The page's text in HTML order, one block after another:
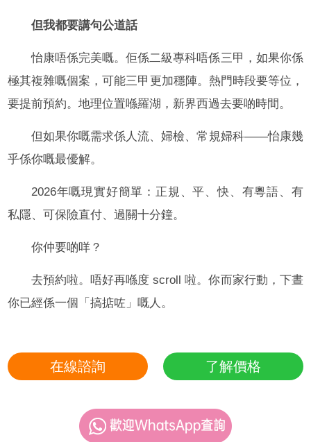
但我都要講句公道話
怡康唔係完美嘅。佢係二級專科唔係三甲，如果你係
極其複雜嘅個案，可能三甲更加穩陣。熱門時段要等位，
要提前預約。地理位置喺羅湖，新界西過去要啲時間。
但如果你嘅需求係人流、婦檢、常規婦科——怡康幾
乎係你嘅最優解。
2026年嘅現實好簡單：正規、平、快、有粵語、有
私隱、可保險直付、過關十分鐘。
你仲要啲咩？
去預約啦。唔好再喺度 scroll 啦。你而家行動，下晝
你已經係一個「搞掂咗」嘅人。
在線諮詢 了解價格